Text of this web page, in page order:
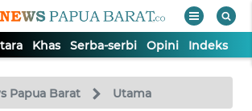
Khas Serba-serbi Opini Indeks
Papua Barat Utama